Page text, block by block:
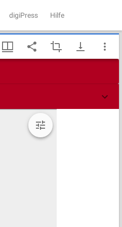
digiPress Hilfe